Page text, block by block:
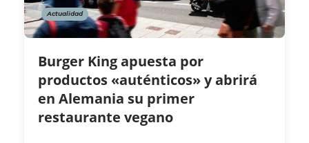
Actualidad
Burger King apuesta por
productos «auténticos» y abrirá
en Alemania su primer
restaurante vegano